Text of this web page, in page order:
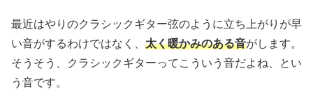
最近はやりのクラシックギター弦のように立ち上がりが早
い音がするわけではなく、 太く暖かみのある音がします。
そうそう、クラシックギターってこういう音だよね、とい
う音です。